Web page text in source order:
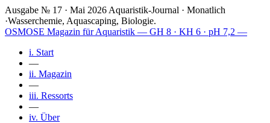
Ausgabe № 17 · Mai 2026 Aquaristik-Journal · Monatlich
·Wasserchemie, Aquascaping, Biologie.
OSMOSE Magazin für Aquaristik — GH 8 · KH 6 · pH 7,2 —
i. Start
—
ii. Magazin
—
iii. Ressorts
—
iv. Über